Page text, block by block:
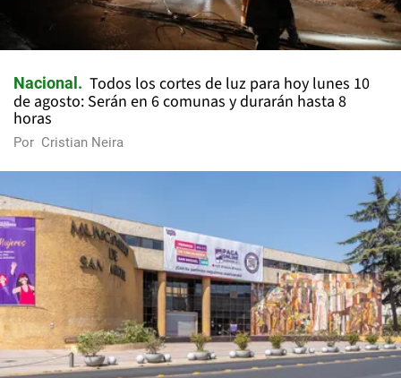
Nacional
Todos los cortes de luz para hoy lunes 10
de agosto: Serán en 6 comunas y durarán hasta 8
horas
Por Cristian Neira